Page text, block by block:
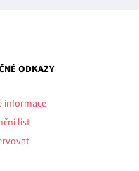
ODKAZY
informace
list